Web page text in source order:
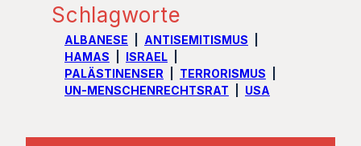
Schlagworte
ALBANESE
ANTISEMITISMUS
HAMAS
ISRAEL
PALÄSTINENSER
TERRORISMUS
UN-MENSCHENRECHTSRAT
USA